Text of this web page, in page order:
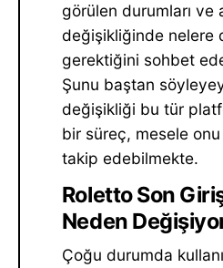
görülen durumları ve
değişikliğinde nelere
gerektiğini sohbet
Şunu baştan
değişikliği bu tür
bir süreç, mesele
takip edebilmekte.
Roletto Son
Neden
Çoğu durumda